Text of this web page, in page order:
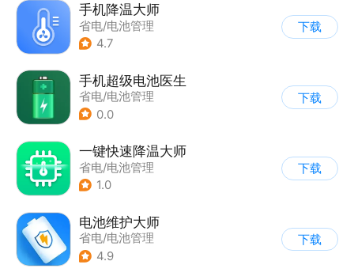
手机降温大师
省电/电池管理
4.7
下载
手机超级电池医生
省电/电池管理
0.0
下载
一键快速降温大师
省电/电池管理
1.0
下载
电池维护大师
省电/电池管理
4.9
下载